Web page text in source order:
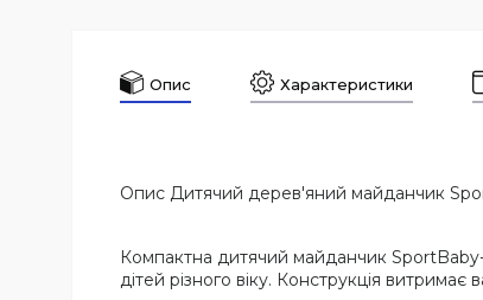
Опис Характеристики
Опис Дитячий дерев'яний майданчик
Компактна дитячий майданчик
дітей різного віку. Конструкція витримає